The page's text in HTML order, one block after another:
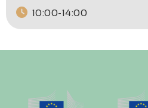
10:00-14:00